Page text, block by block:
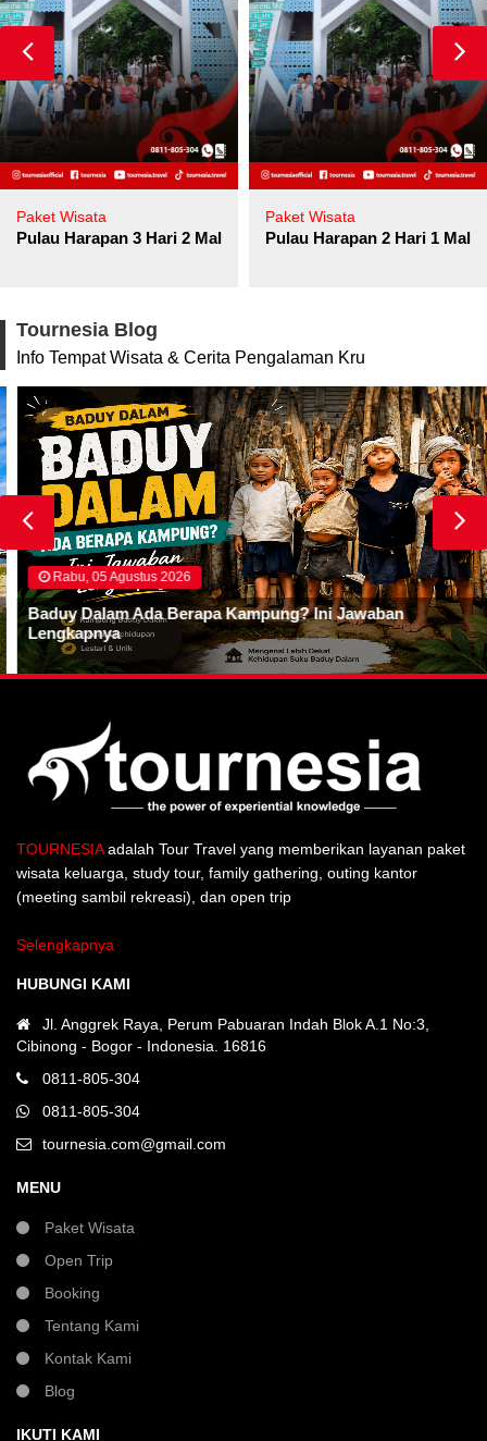
Paket Wisata
Pulau Harapan 3 Hari 2 Malam
Paket Wisata
Pulau Harapan 2 Hari 1
Tournesia Blog
Info Tempat Wisata & Cerita Pengalaman Kru
Rabu, 05 Agustus 2026
Baduy Dalam Ada Berapa Kampung? Ini Jawaban
Lengkapnya
TOURNESIAadalah Tour Travel yang memberikan layanan paket
wisata keluarga, study tour, family gathering, outing kantor
(meeting sambil rekreasi), dan open trip
Selengkapnya
HUBUNGI KAMI
Jl. Anggrek Raya, Perum Pabuaran Indah Blok A.1 No:3,
Cibinong - Bogor - Indonesia. 16816
0811-805-304
0811-805-304
tournesia.com@gmail.com
MENU
Paket Wisata
Open Trip
Booking
Tentang Kami
Kontak Kami
Blog
IKUTI KAMI